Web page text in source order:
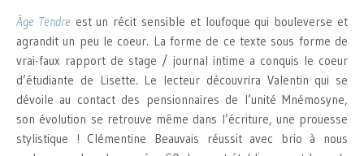
Âge Tendreest un récit sensible et loufoque qui bouleverse et
agrandit un peu le coeur. La forme de ce texte sous forme de
vrai-faux rapport de stage / journal intime a conquis le coeur
d’étudiante de Lisette. Le lecteur découvrira Valentin qui se
dévoile au contact des pensionnaires de l’unité Mnémosyne,
son évolution se retrouve même dans l’écriture, une prouesse
stylistique ! Clémentine Beauvais réussit avec brio à nous